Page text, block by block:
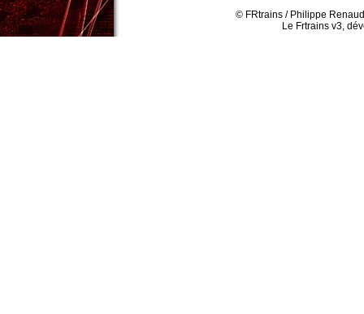
© FRtrains / Philippe
Le Frtrains v3,